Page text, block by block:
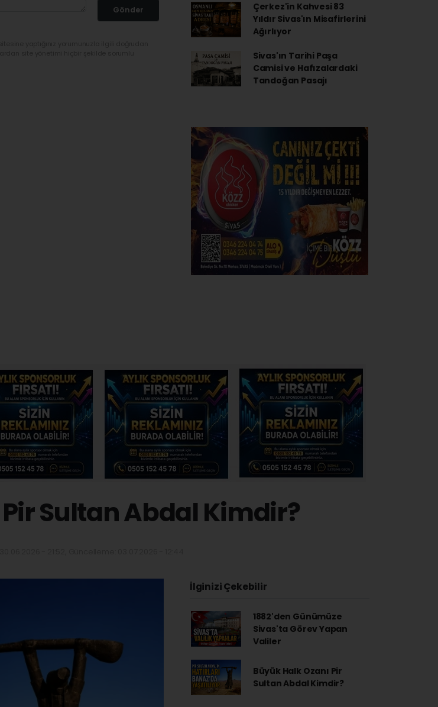
Gönder
Çerkez'in Kahvesi 83
Yıldır Sivas'ın Misafirlerini
Ağırlıyor
Sivas'ın Tarihi Paşa
Camisi ve Hafızalardaki
Tandoğan Pasajı
Sultan Abdal Kimdir?
İlginizi Çekebilir
1882'den Günümüze
Sivas'ta Görev Yapan
Valiler
Büyük Halk Ozanı Pir
Sultan Abdal Kimdir?